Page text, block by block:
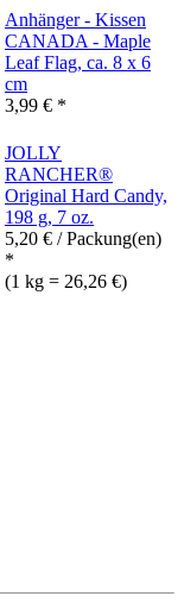
Anhänger - Kissen
CANADA - Maple
Leaf Flag, ca. 8 x 6
cm
3,99 € *
JOLLY
RANCHER®
Original Hard Candy,
198 g, 7 oz.
5,20 € / Packung(en)
*
(1 kg = 26,26 €)